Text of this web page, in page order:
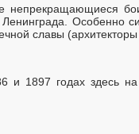
Особенно
славы
и 1897 годах здесь